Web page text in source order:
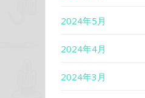
2024年5月
2024年4月
2024年3月